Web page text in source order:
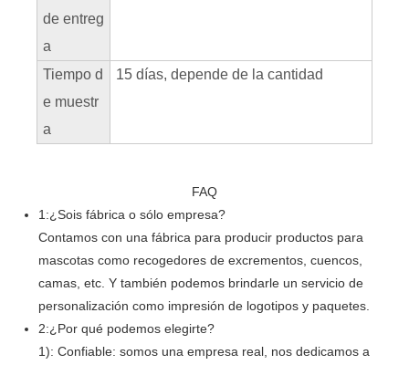
de entreg
a
Tiempo d
e muestr
a
15 días, depende de la cantidad
FAQ
1:¿Sois fábrica o sólo empresa?
Contamos con una fábrica para producir productos para
mascotas como recogedores de excrementos, cuencos,
camas, etc. Y también podemos brindarle un servicio de
personalización como impresión de logotipos y paquetes.
2:¿Por qué podemos elegirte?
1): Confiable: somos una empresa real, nos dedicamos a